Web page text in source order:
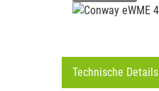
Technische Details